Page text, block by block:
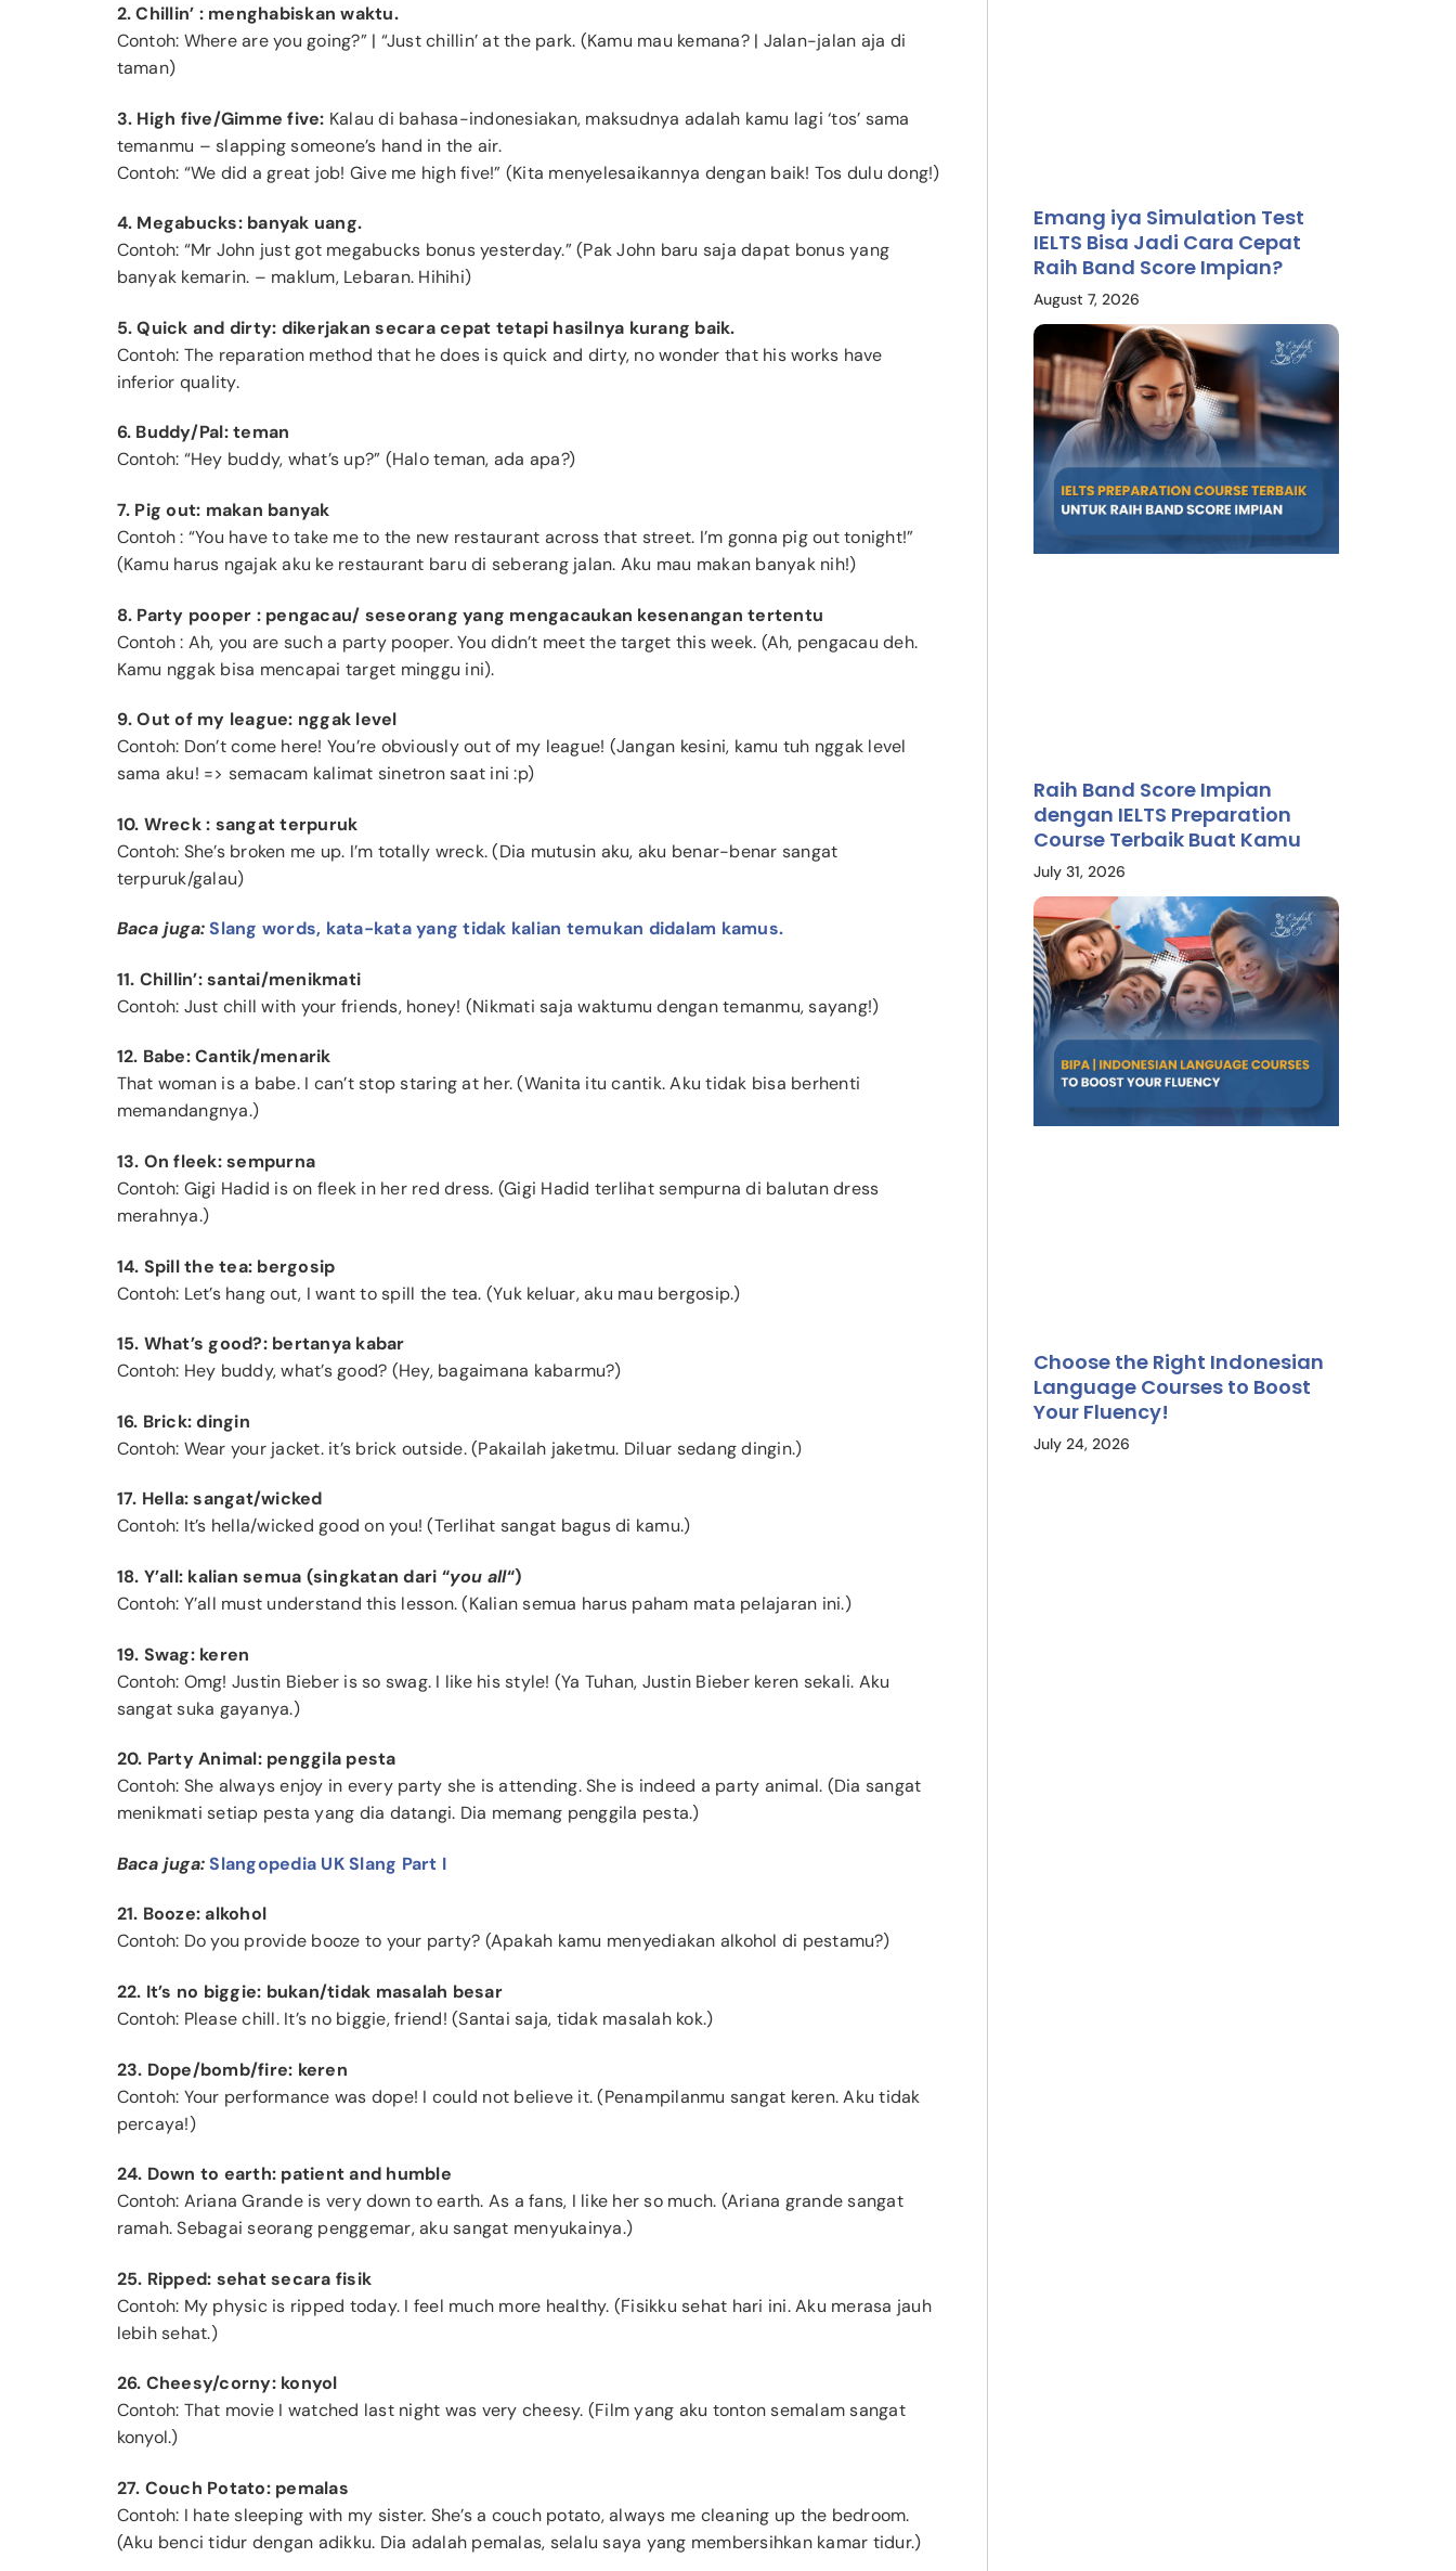
2. Chillin’ : menghabiskan waktu.
Contoh: Where are you going?” | “Just chillin’ at the park. (Kamu mau kemana? | Jalan-jalan aja di
taman)
3. High five/Gimme five: Kalau di bahasa-indonesiakan, maksudnya adalah kamu lagi ‘tos’ sama
temanmu – slapping someone’s hand in the air.
Contoh: “We did a great job! Give me high five!” (Kita menyelesaikannya dengan baik! Tos dulu dong!)
4. Megabucks: banyak uang.
Contoh: “Mr John just got megabucks bonus yesterday.” (Pak John baru saja dapat bonus yang
banyak kemarin. – maklum, Lebaran. Hihihi)
5. Quick and dirty: dikerjakan secara cepat tetapi hasilnya kurang baik.
Contoh: The reparation method that he does is quick and dirty, no wonder that his works have
inferior quality.
6. Buddy/Pal: teman
Contoh: “Hey buddy, what’s up?” (Halo teman, ada apa?)
7. Pig out: makan banyak
Contoh : “You have to take me to the new restaurant across that street. I’m gonna pig out tonight!”
(Kamu harus ngajak aku ke restaurant baru di seberang jalan. Aku mau makan banyak nih!)
8. Party pooper : pengacau/ seseorang yang mengacaukan kesenangan tertentu
Contoh : Ah, you are such a party pooper. You didn’t meet the target this week. (Ah, pengacau deh.
Kamu nggak bisa mencapai target minggu ini).
9. Out of my league: nggak level
Contoh: Don’t come here! You’re obviously out of my league! (Jangan kesini, kamu tuh nggak level
sama aku! => semacam kalimat sinetron saat ini :p)
10. Wreck : sangat terpuruk
Contoh: She’s broken me up. I’m totally wreck. (Dia mutusin aku, aku benar-benar sangat
terpuruk/galau)
Baca juga:Slang words, kata-kata yang tidak kalian temukan didalam kamus.
11. Chillin’: santai/menikmati
Contoh: Just chill with your friends, honey! (Nikmati saja waktumu dengan temanmu, sayang!)
12. Babe: Cantik/menarik
That woman is a babe. I can’t stop staring at her. (Wanita itu cantik. Aku tidak bisa berhenti
memandangnya.)
13. On fleek: sempurna
Contoh: Gigi Hadid is on fleek in her red dress. (Gigi Hadid terlihat sempurna di balutan dress
merahnya.)
14. Spill the tea: bergosip
Contoh: Let’s hang out, I want to spill the tea. (Yuk keluar, aku mau bergosip.)
15. What’s good?: bertanya kabar
Contoh: Hey buddy, what’s good? (Hey, bagaimana kabarmu?)
16. Brick: dingin
Contoh: Wear your jacket. it’s brick outside. (Pakailah jaketmu. Diluar sedang dingin.)
17. Hella: sangat/wicked
Contoh: It’s hella/wicked good on you! (Terlihat sangat bagus di kamu.)
18. Y’all: kalian semua (singkatan dari “you all“)
Contoh: Y’all must understand this lesson. (Kalian semua harus paham mata pelajaran ini.)
19. Swag: keren
Contoh: Omg! Justin Bieber is so swag. I like his style! (Ya Tuhan, Justin Bieber keren sekali. Aku
sangat suka gayanya.)
20. Party Animal: penggila pesta
Contoh: She always enjoy in every party she is attending. She is indeed a party animal. (Dia sangat
menikmati setiap pesta yang dia datangi. Dia memang penggila pesta.)
Baca juga:Slangopedia UK Slang Part I
21. Booze: alkohol
Contoh: Do you provide booze to your party? (Apakah kamu menyediakan alkohol di pestamu?)
22. It’s no biggie: bukan/tidak masalah besar
Contoh: Please chill. It’s no biggie, friend! (Santai saja, tidak masalah kok.)
23. Dope/bomb/fire: keren
Contoh: Your performance was dope! I could not believe it. (Penampilanmu sangat keren. Aku tidak
percaya!)
24. Down to earth: patient and humble
Contoh: Ariana Grande is very down to earth. As a fans, I like her so much. (Ariana grande sangat
ramah. Sebagai seorang penggemar, aku sangat menyukainya.)
25. Ripped: sehat secara fisik
Contoh: My physic is ripped today. I feel much more healthy. (Fisikku sehat hari ini. Aku merasa jauh
lebih sehat.)
26. Cheesy/corny: konyol
Contoh: That movie I watched last night was very cheesy. (Film yang aku tonton semalam sangat
konyol.)
27. Couch Potato: pemalas
Contoh: I hate sleeping with my sister. She’s a couch potato, always me cleaning up the bedroom.
(Aku benci tidur dengan adikku. Dia adalah pemalas, selalu saya yang membersihkan kamar tidur.)
Emang iya Simulation Test
IELTS Bisa Jadi Cara Cepat
Raih Band Score Impian?
August 7, 2026
Raih Band Score Impian
dengan IELTS Preparation
Course Terbaik Buat Kamu
July 31, 2026
Choose the Right Indonesian
Language Courses to Boost
Your Fluency!
July 24, 2026